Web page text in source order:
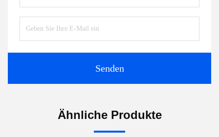
Senden
Ähnliche Produkte